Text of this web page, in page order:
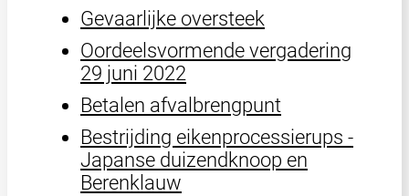
Gevaarlijke oversteek
Oordeelsvormende vergadering
29 juni 2022
Betalen afvalbrengpunt
Bestrijding eikenprocessierups -
Japanse duizendknoop en
Berenklauw